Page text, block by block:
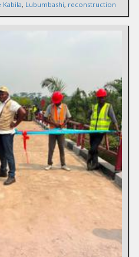
Kabila, Lubumbashi, reconstruction